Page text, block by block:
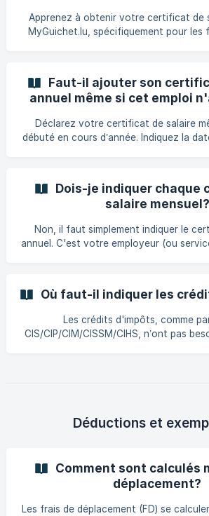
l'Etat)
Apprenez à obtenir votre certificat de
MyGuichet.lu, spécifiquement pour les
Faut-il ajouter son
annuel même si cet emploi
Déclarez votre certificat de salaire
débuté en cours d’année. Indiquez la
Dois-je indiquer chaque
salaire mensuel?
Non, il faut simplement indiquer le
annuel. C'est votre employeur (ou
Où faut-il indiquer les
Les crédits d'impôts, comme
CIS/CIP/CIM/CISSM/CIHS, n’ont pas
Déductions et
Comment sont calculés
déplacement?
Les frais de déplacement (FD) se